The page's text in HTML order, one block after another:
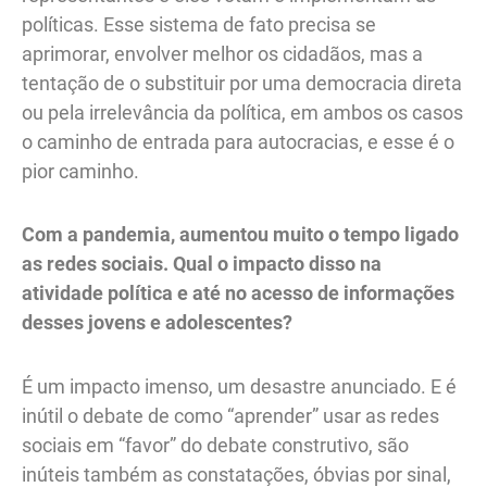
políticas. Esse sistema de fato precisa se
aprimorar, envolver melhor os cidadãos, mas a
tentação de o substituir por uma democracia direta
ou pela irrelevância da política, em ambos os casos
o caminho de entrada para autocracias, e esse é o
pior caminho.
Com a pandemia, aumentou muito o tempo ligado
as redes sociais. Qual o impacto disso na
atividade política e até no acesso de informações
desses jovens e adolescentes?
É um impacto imenso, um desastre anunciado. E é
inútil o debate de como “aprender” usar as redes
sociais em “favor” do debate construtivo, são
inúteis também as constatações, óbvias por sinal,